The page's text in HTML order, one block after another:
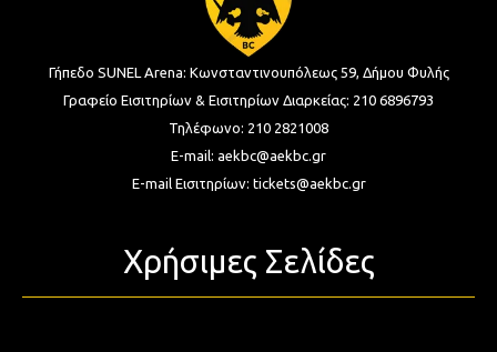
Γήπεδο SUNEL Arena: Κωνσταντινουπόλεως 59, Δήμου Φυλής
Γραφείο Εισιτηρίων & Εισιτηρίων Διαρκείας: 210 6896793
Τηλέφωνο: 210 2821008
E-mail: aekbc@aekbc.gr
E-mail Εισιτηρίων: tickets@aekbc.gr
Χρήσιμες Σελίδες